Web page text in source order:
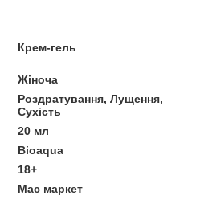
Крем-гель
Жіноча
Роздратування, Лущення,
Сухість
20 мл
Bioaqua
18+
Мас маркет